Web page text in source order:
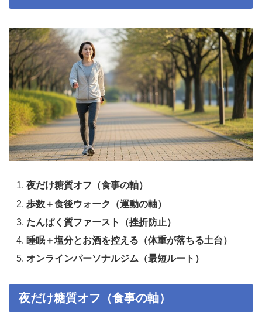
夜だけ糖質オフ（食事の軸）
歩数＋食後ウォーク（運動の軸）
たんぱく質ファースト（挫折防止）
睡眠＋塩分とお酒を控える（体重が落ちる土台）
オンラインパーソナルジム（最短ルート）
夜だけ糖質オフ（食事の軸）